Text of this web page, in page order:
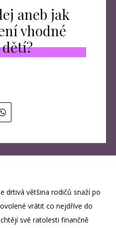
aneb jak
vhodné
drtivá většina rodičů snaží po
vrátit co nejdříve do
své ratolesti finančně